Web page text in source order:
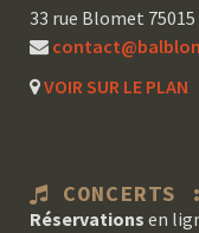
33 rue Blomet 75015
VOIR SUR LE PLAN
CONCERTS :
Réservations en